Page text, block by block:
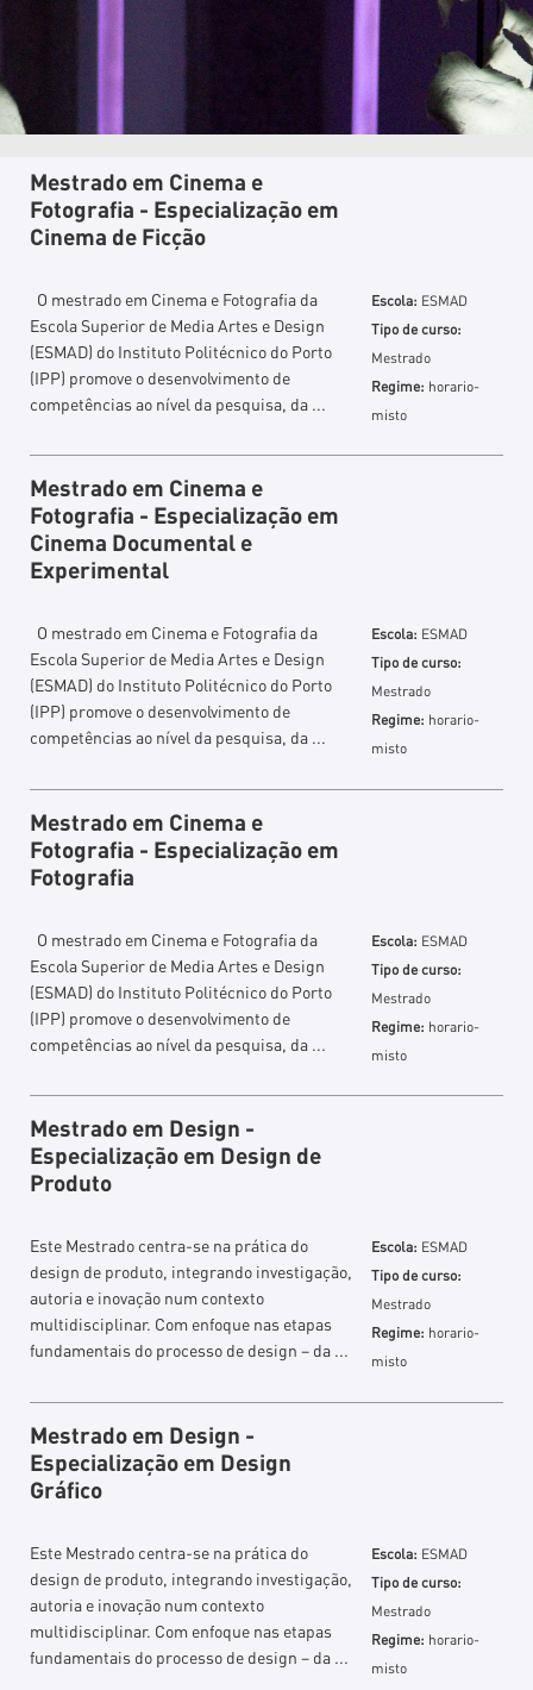
Mestrado em Cinema e
Fotografia - Especialização em
Cinema de Ficção
O mestrado em Cinema e Fotografia da
Escola Superior de Media Artes e Design
(ESMAD) do Instituto Politécnico do Porto
(IPP) promove o desenvolvimento de
competências ao nível da pesquisa, da ...
Escola: ESMAD
Tipo de curso:
Mestrado
Regime: horario-
misto
Mestrado em Cinema e
Fotografia - Especialização em
Cinema Documental e
Experimental
O mestrado em Cinema e Fotografia da
Escola Superior de Media Artes e Design
(ESMAD) do Instituto Politécnico do Porto
(IPP) promove o desenvolvimento de
competências ao nível da pesquisa, da ...
Escola: ESMAD
Tipo de curso:
Mestrado
Regime: horario-
misto
Mestrado em Cinema e
Fotografia - Especialização em
Fotografia
O mestrado em Cinema e Fotografia da
Escola Superior de Media Artes e Design
(ESMAD) do Instituto Politécnico do Porto
(IPP) promove o desenvolvimento de
competências ao nível da pesquisa, da ...
Escola: ESMAD
Tipo de curso:
Mestrado
Regime: horario-
misto
Mestrado em Design -
Especialização em Design de
Produto
Este Mestrado centra-se na prática do
design de produto, integrando investigação,
autoria e inovação num contexto
multidisciplinar. Com enfoque nas etapas
fundamentais do processo de design − da ...
Escola: ESMAD
Tipo de curso:
Mestrado
Regime: horario-
misto
Mestrado em Design -
Especialização em Design
Gráfico
Este Mestrado centra-se na prática do
design de produto, integrando investigação,
autoria e inovação num contexto
multidisciplinar. Com enfoque nas etapas
fundamentais do processo de design − da ...
Escola: ESMAD
Tipo de curso:
Mestrado
Regime: horario-
misto